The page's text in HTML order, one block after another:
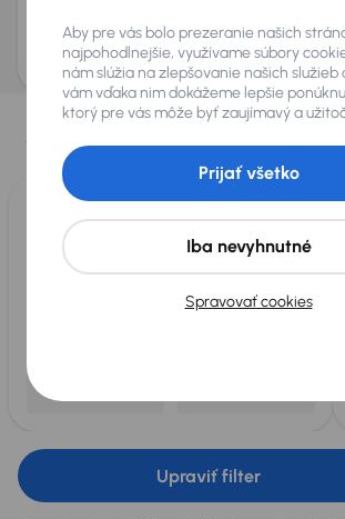
AURES Holdings a.s., so sídlom Dopravákov 874/15, Čimice,
uchovávať a spracovávať vaše osobné údaje v súlade so
spracovania osobných údajov.
Vybrali sme
Vyberáme pre vás tienajlepšie vozidláz našej
pre vás vykúpimeaž 400
Upraviť filter
Aby pre vás bolo prezeranie našich
najpohodlnejšie, využívame súbory
nám slúžia na zlepšovanie našich služieb
vám vďaka nim dokážeme lepšie
ktorý pre vás môže byť zaujímavý a
Spravovať cookies
Iba nevyhnutné
Prijať všetko